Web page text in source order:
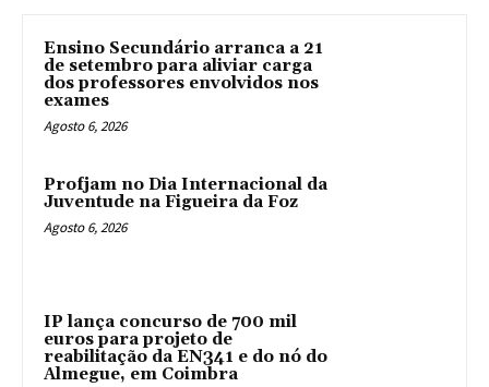
Ensino Secundário arranca a 21
de setembro para aliviar carga
dos professores envolvidos nos
exames
Agosto 6, 2026
Profjam no Dia Internacional da
Juventude na Figueira da Foz
Agosto 6, 2026
IP lança concurso de 700 mil
euros para projeto de
reabilitação da EN341 e do nó do
Almegue, em Coimbra